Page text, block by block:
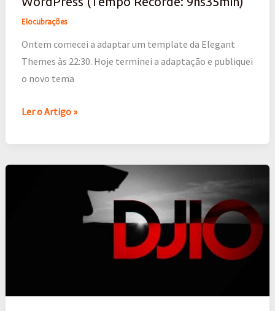
Elocubrações
Ontem comecei a adaptar um template da Elegant
Themes às 22:30. Hoje terminei a adaptação e publiquei
o novo tema
Rápida
de
Template
WordPress
(Tempo
9hs35min)
Ler o Artigo »